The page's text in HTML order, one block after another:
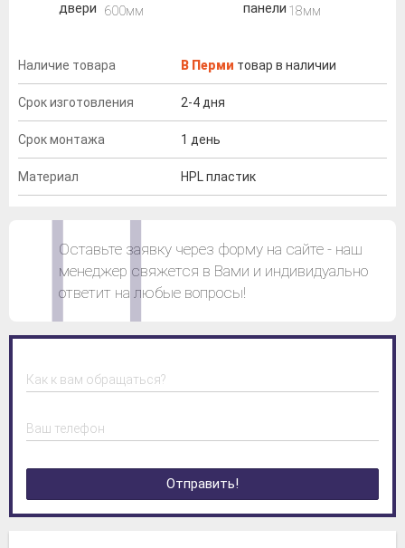
600мм
18мм
Наличие товара В Перми товар в наличии
Срок изготовления 2-4 дня
Срок монтажа 1 день
Материал HPL пластик
Оставьте заявку через форму на сайте - наш
менеджер свяжется в Вами и индивидуально
ответит на любые вопросы!
Как к вам обращаться?
Ваш телефон
Отправить!